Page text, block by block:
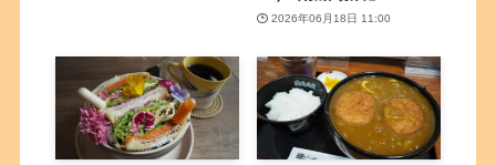
2026年06月18日 11:00